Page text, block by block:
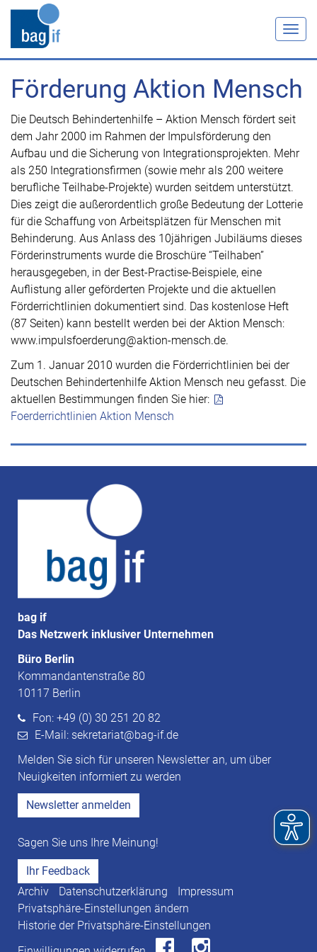
Förderung Aktion Mensch
Die Deutsch Behindertenhilfe – Aktion Mensch fördert seit
dem Jahr 2000 im Rahmen der Impulsförderung den
Aufbau und die Sicherung von Integrationsprojekten. Mehr
als 250 Integrationsfirmen (sowie mehr als 200 weitere
berufliche Teilhabe-Projekte) wurden seitdem unterstützt.
Dies zeigt die außerordentlich große Bedeutung der Lotterie
für die Schaffung von Arbeitsplätzen für Menschen mit
Behinderung. Aus Anlass des 10jährigen Jubiläums dieses
Förderinstruments wurde die Broschüre “Teilhaben”
herausgegeben, in der Best-Practise-Beispiele, eine
Auflistung aller geförderten Projekte und die aktuellen
Förderrichtlinien dokumentiert sind. Das kostenlose Heft
(87 Seiten) kann bestellt werden bei der Aktion Mensch:
www.impulsfoerderung@aktion-mensch.de.
Zum 1. Januar 2010 wurden die Förderrichtlinien bei der
Deutschen Behindertenhilfe Aktion Mensch neu gefasst. Die
aktuellen Bestimmungen finden Sie hier:
Foerderrichtlinien Aktion Mensch
bag if
Das Netzwerk inklusiver Unternehmen
Büro Berlin
Kommandantenstraße 80
10117 Berlin
Fon: +49 (0) 30 251 20 82
E-Mail: sekretariat@bag-if.de
Melden Sie sich für unseren Newsletter an, um über
Neuigkeiten informiert zu werden
Newsletter anmelden
Sagen Sie uns Ihre Meinung!
Ihr Feedback
Archiv
Datenschutzerklärung
Impressum
Privatsphäre-Einstellungen ändern
Historie der Privatsphäre-Einstellungen